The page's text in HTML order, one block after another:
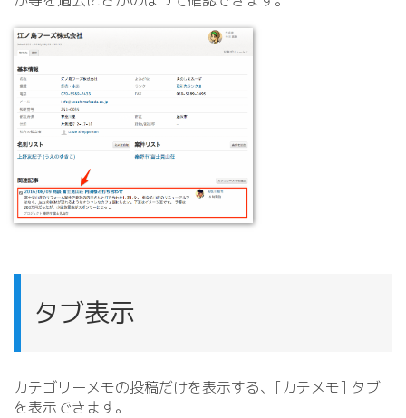
タブ表示
カテゴリーメモの投稿だけを表示する、[カテメモ] タブ
を表示できます。